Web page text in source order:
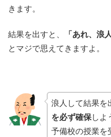
きます。
結果を出すと、
「あれ、浪
とマジで思えてきますよ。
浪人して結果を
を必ず確保しよ
予備校の授業を